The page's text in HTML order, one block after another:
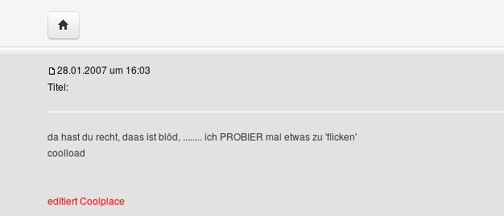
Website dieses Benutzers besuchen: chihuahuas-von-der-elfenwiese
Profile anzeigen
28.01.2007 um 16:03
Titel:
da hast du recht, daas ist blöd, ........ ich PROBIER mal etwas zu 'flicken'
coolload
editiert Coolplace